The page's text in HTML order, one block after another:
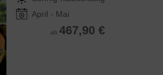
April - Mai
ab 467,90 €